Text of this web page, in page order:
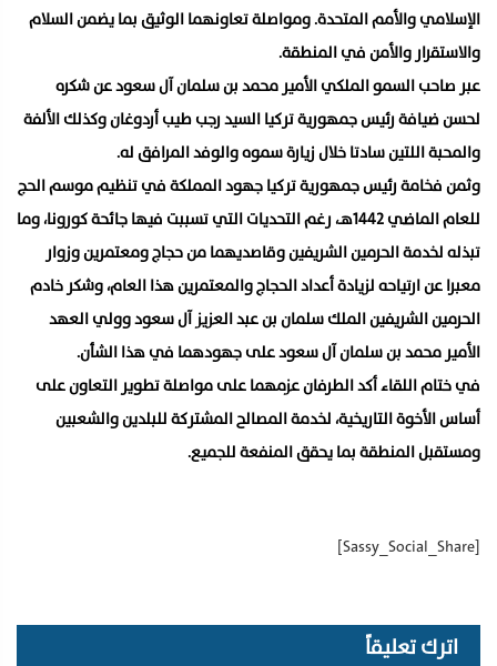
الإسلامي والأمم المتحدة. ومواصلة تعاونهما الوثيق بما يضمن السلام
والاستقرار والأمن في المنطقة.
عبر صاحب السمو الملكي الأمير محمد بن سلمان آل سعود عن شكره
لحسن ضيافة رئيس جمهورية تركيا السيد رجب طيب أردوغان وكذلك الألفة
والمحبة اللتين سادتا خلال زيارة سموه والوفد المرافق له.
وثمن فخامة رئيس جمهورية تركيا جهود المملكة في تنظيم موسم الحج
للعام الماضي 1442هـ، رغم التحديات التي تسببت فيها جائحة كورونا، وما
تبذله لخدمة الحرمين الشريفين وقاصديهما من حجاج ومعتمرين وزوار
معبرا عن ارتياحه لزيادة أعداد الحجاج والمعتمرين هذا العام، وشكر خادم
الحرمين الشريفين الملك سلمان بن عبد العزيز آل سعود وولي العهد
الأمير محمد بن سلمان آل سعود على جهودهما في هذا الشأن.
في ختام اللقاء أكد الطرفان عزمهما على مواصلة تطوير التعاون على
أساس الأخوة التاريخية، لخدمة المصالح المشتركة للبلدين والشعبين
ومستقبل المنطقة بما يحقق المنفعة للجميع.
[Sassy_Social_Share]
اترك تعليقاً